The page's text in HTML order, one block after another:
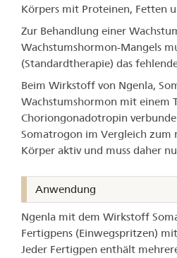
Körpers mit Proteinen, Fetten
Zur Behandlung einer
Wachstumshormon-Mangels
(Standardtherapie) das
Beim Wirkstoff von Ngenla,
Wachstumshormon mit einem
Choriongonadotropin
Somatrogon im Vergleich zum
Körper aktiv und muss daher
Anwendung
Ngenla mit dem Wirkstoff
Fertigpens (Einwegspritzen)
Jeder Fertigpen enthält